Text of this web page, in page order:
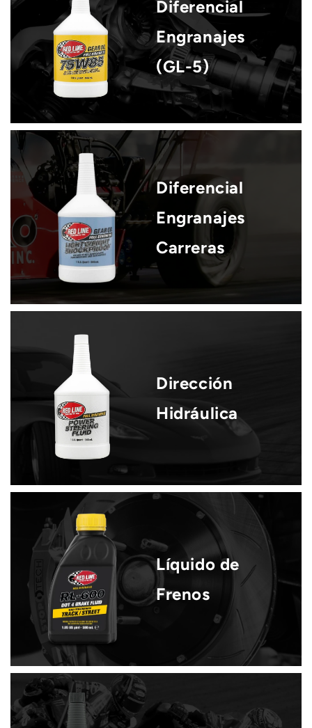
Diferencial
Engranajes
(GL-5)
Diferencial
Engranajes
Carreras
Dirección
Hidráulica
Líquido de
Frenos